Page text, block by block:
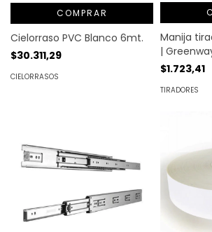
COMPRAR
Cielorraso PVC Blanco 6mt.
$30.311,29
CIELORRASOS
Manija
|
$1.723,41
TIRADORES